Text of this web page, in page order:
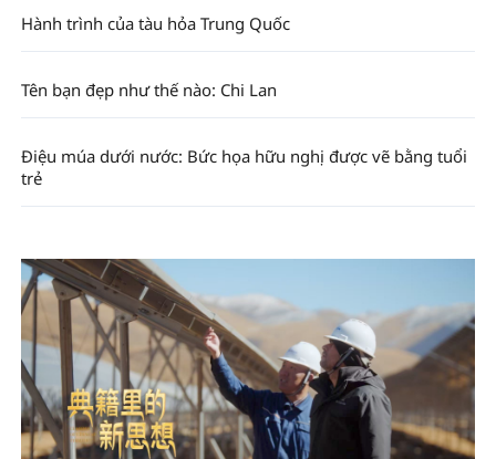
Hành trình của tàu hỏa Trung Quốc
Tên bạn đẹp như thế nào: Chi Lan
Điệu múa dưới nước: Bức họa hữu nghị được vẽ bằng tuổi
trẻ